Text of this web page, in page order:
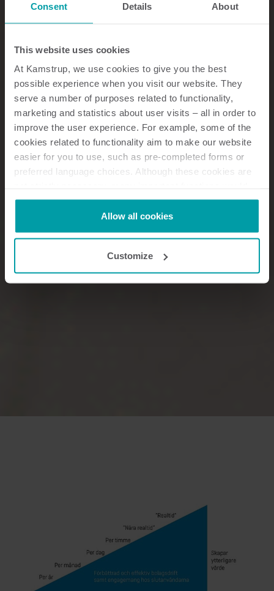
Consent Details About
This website uses cookies
At Kamstrup, we use cookies to give you the best
possible experience when you visit our website. They
serve a number of purposes related to functionality,
marketing and statistics about user visits – all in order to
improve the user experience. For example, some of the
cookies related to functionality aim to make our website
easier for you to use, such as pre-completed forms or
preferred language choices. Although these cookies are
not be available without them.
Kamstrup makes use of third-party cookies. A third-party
cookie is installed by someone other than us, such as
analysis programmes.
You can at any time change or withdraw your consent
Allow all cookies
Customize